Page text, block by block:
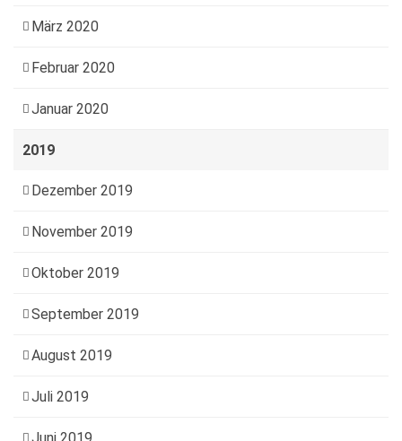
März 2020
Februar 2020
Januar 2020
2019
Dezember 2019
November 2019
Oktober 2019
September 2019
August 2019
Juli 2019